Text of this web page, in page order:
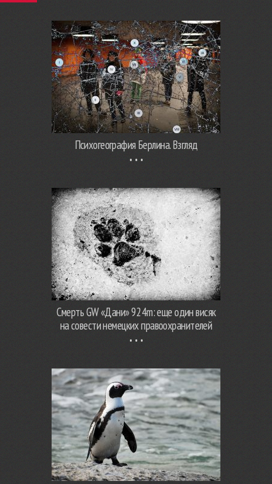
Психогеография Берлина. Взгляд
Смерть GW «Дани» 924m: еще один висяк
на совести немецких правоохранителей